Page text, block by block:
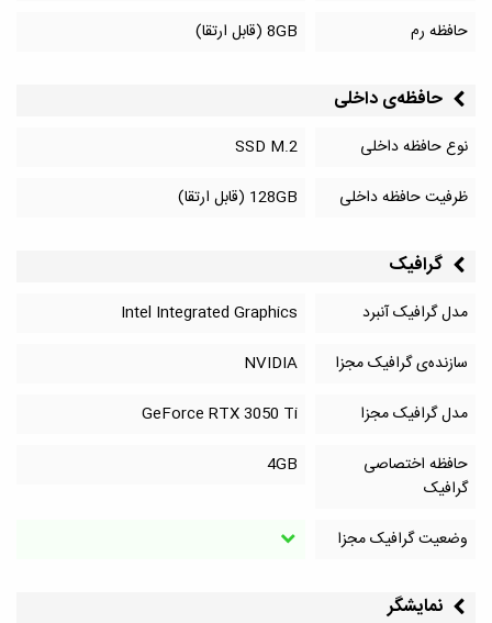
حافظه رم
8GB (قابل ارتقا)
حافظه‌‌ی داخلی
نوع حافظه داخلی
SSD M.2
ظرفیت حافظه داخلی
128GB (قابل ارتقا)
گرافیک
مدل گرافیک آنبرد
Intel Integrated Graphics
سازنده‌ی گرافیک مجزا
NVIDIA
مدل گرافیک مجزا
GeForce RTX 3050 Ti
حافظه اختصاصی
گرافیک
4GB
وضعیت گرافیک مجزا
نمایشگر